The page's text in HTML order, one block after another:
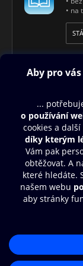
• na
Obsah ke stažení
Moje O2
Další zábava
© O2 Czech
Přístupnost
Zásady